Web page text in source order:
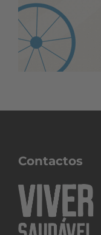
Contactos